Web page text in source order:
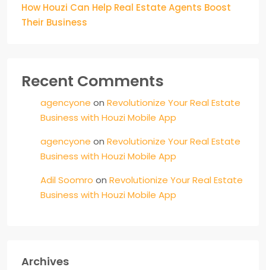
How Houzi Can Help Real Estate Agents Boost
Their Business
Recent Comments
agencyone on Revolutionize Your Real Estate
Business with Houzi Mobile App
agencyone on Revolutionize Your Real Estate
Business with Houzi Mobile App
Adil Soomro on Revolutionize Your Real Estate
Business with Houzi Mobile App
Archives